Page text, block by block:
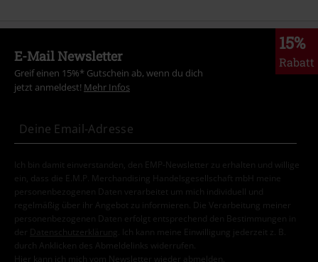
15%
Rabatt
E-Mail Newsletter
Greif einen 15%* Gutschein ab, wenn du dich
jetzt anmeldest! Mehr Infos
Ich bin damit einverstanden, den EMP-Newsletter zu erhalten und willige
ein, dass die E.M.P. Merchandising Handelsgesellschaft mbH meine
personenbezogenen Daten verarbeitet um mich individuell und
regelmäßig über ihr Angebot zu informieren. Die Verarbeitung meiner
personenbezogenen Daten erfolgt entsprechend den Bestimmungen in
der
Datenschutzerklärung
. Ich kann meine Einwilligung jederzeit z. B.
durch Anklicken des Abmeldelinks widerrufen.
Hier kann ich mich vom Newsletter wieder abmelden.